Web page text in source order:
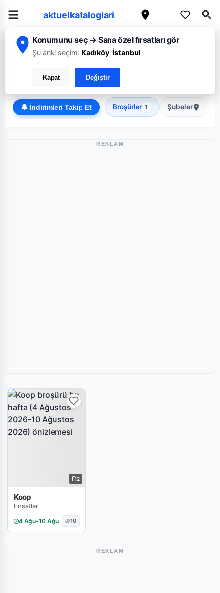
aktuelkataloglari
Konumunu seç → Sana özel fırsatları gör
Şu anki seçim: Kadıköy, İstanbul
Kapat Değiştir
Ana Sayfa/Siirt/Koop
Discount
🔔 İndirimleri Takip Et Broşürler 1 Şubeler
REKLAM
2
Koop
Fırsatlar
4 Ağu-10 Ağu 10
REKLAM